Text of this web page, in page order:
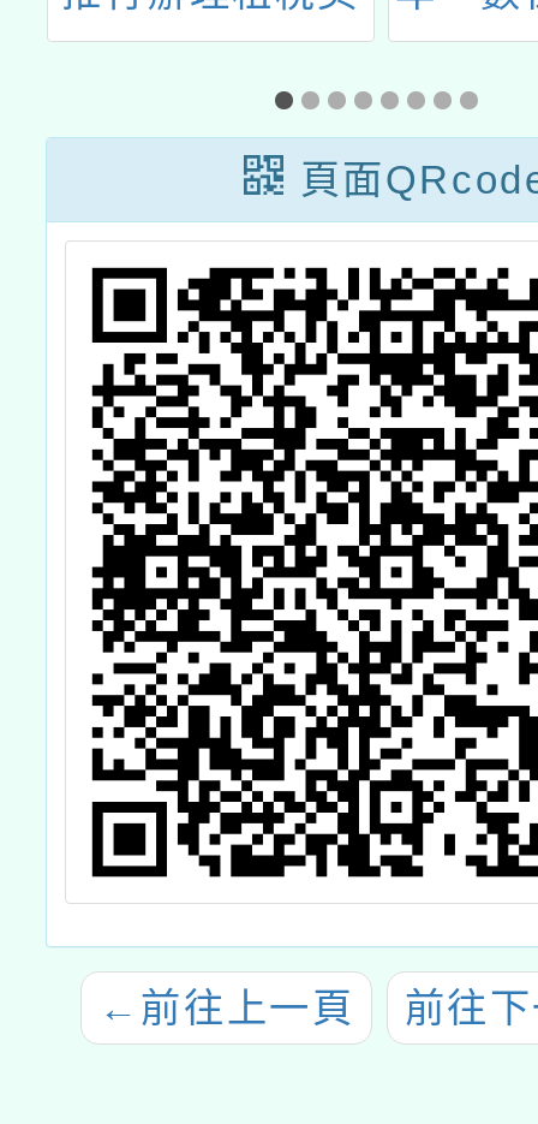
術創作競賽海報
及活動辦法各1
別暴
音暨
賽
頁面
← 前往上一頁 前往